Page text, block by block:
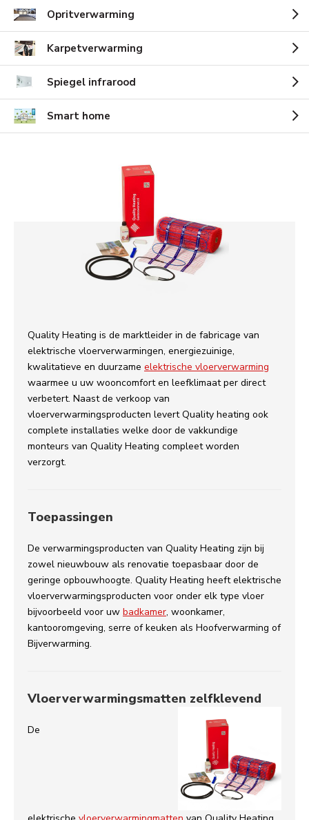
Opritverwarming
Karpetverwarming
Spiegel infrarood
Smart home
Quality Heating is de marktleider in de fabricage van
elektrische vloerverwarmingen, energiezuinige,
kwalitatieve en duurzame elektrische vloerverwarming
waarmee u uw wooncomfort en leefklimaat per direct
verbetert. Naast de verkoop van
vloerverwarmingsproducten levert Quality heating ook
complete installaties welke door de vakkundige
monteurs van Quality Heating compleet worden
verzorgt.
Toepassingen
De verwarmingsproducten van Quality Heating zijn bij
zowel nieuwbouw als renovatie toepasbaar door de
geringe opbouwhoogte. Quality Heating heeft elektrische
vloerverwarmingsproducten voor onder elk type vloer
bijvoorbeeld voor uw badkamer, woonkamer,
kantooromgeving, serre of keuken als Hoofverwarming of
Bijverwarming.
Vloerverwarmingsmatten zelfklevend
De